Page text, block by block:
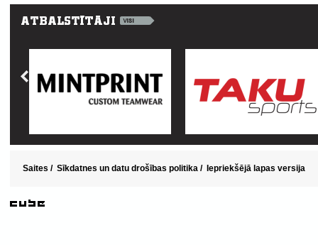
Saites / Sīkdatnes un datu drošības politika / Iepriekšējā lapas versija